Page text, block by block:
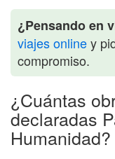
¿Pensando en
viajes onliney
compromiso.
¿Cuántas
declaradas
Humanidad?